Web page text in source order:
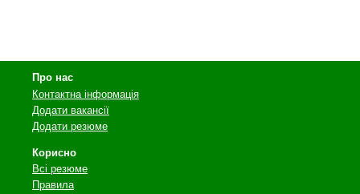
Про нас
Контактна інформація
Додати вакансії
Додати резюме
Корисно
Всі резюме
Правила